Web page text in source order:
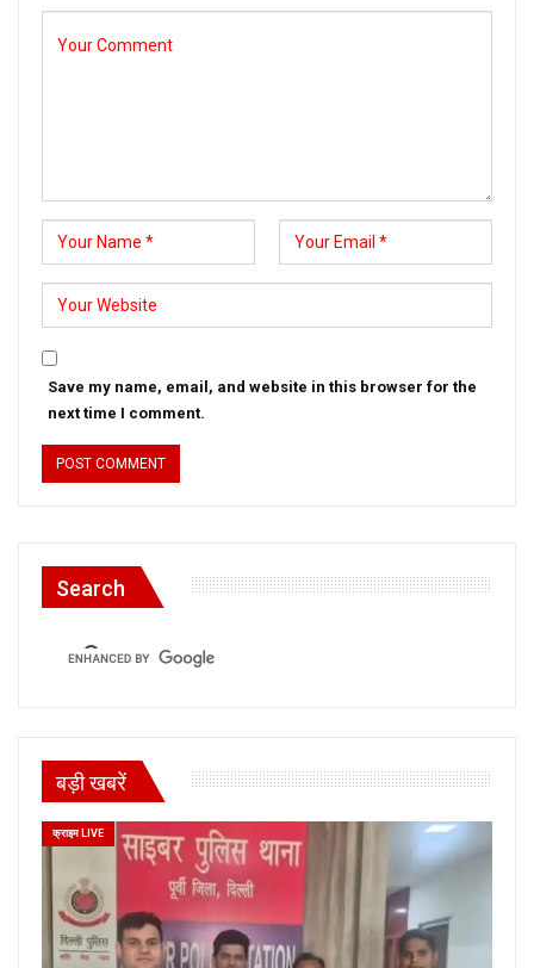
Save my name, email, and website in this browser for the
next time I comment.
Search
बड़ी खबरें
क्राइम LIVE